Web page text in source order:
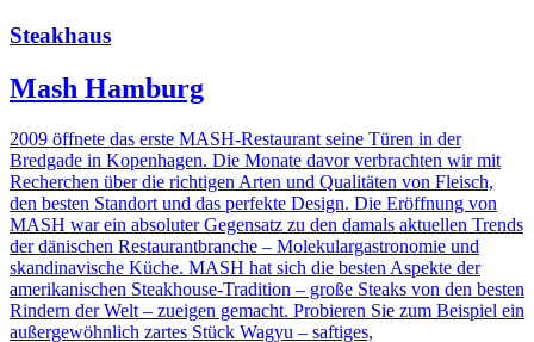
Steakhaus
Mash Hamburg
2009 öffnete das erste MASH-Restaurant seine Türen in der
Bredgade in Kopenhagen. Die Monate davor verbrachten wir mit
Recherchen über die richtigen Arten und Qualitäten von Fleisch,
den besten Standort und das perfekte Design. Die Eröffnung von
MASH war ein absoluter Gegensatz zu den damals aktuellen Trends
der dänischen Restaurantbranche – Molekulargastronomie und
skandinavische Küche. MASH hat sich die besten Aspekte der
amerikanischen Steakhouse-Tradition – große Steaks von den besten
Rindern der Welt – zueigen gemacht. Probieren Sie zum Beispiel ein
außergewöhnlich zartes Stück Wagyu – saftiges,